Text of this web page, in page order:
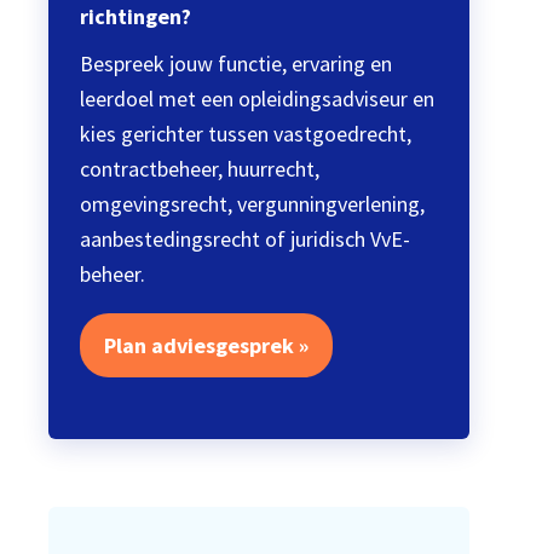
richtingen?
Bespreek jouw functie, ervaring en
leerdoel met een opleidingsadviseur en
kies gerichter tussen vastgoedrecht,
contractbeheer, huurrecht,
omgevingsrecht, vergunningverlening,
aanbestedingsrecht of juridisch VvE-
beheer.
Plan adviesgesprek »